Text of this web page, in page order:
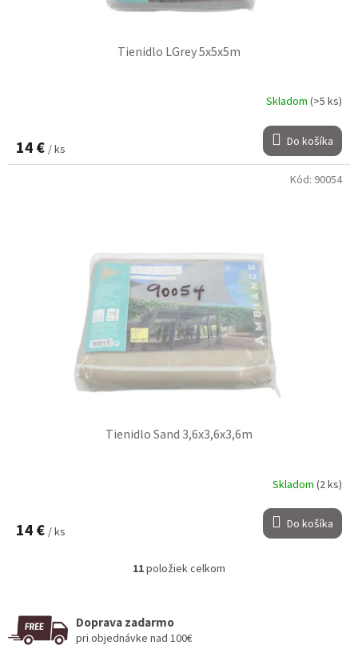
Tienidlo LGrey 5x5x5m
Skladom (>5 ks)
14 € / ks Do košíka
Tienidlo Sand 3,6x3,6x3,6m
Skladom (2 ks)
14 € / ks Do košíka
Kód: 90054
O
d
11položiek celkom
Doprava zadarmo
pri objednávke nad 100€